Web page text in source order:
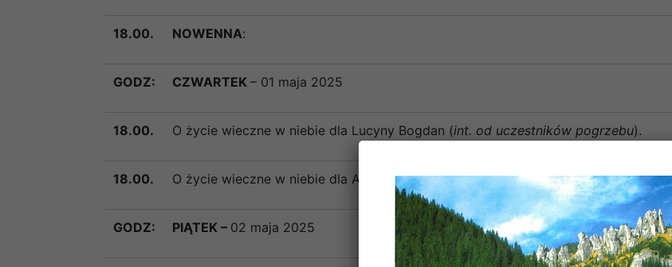
18.00. NOWENNA:
GODZ: CZWARTEK – 01 maja 2025
18.00. O życie wieczne w niebie dla Lucyny Bogdan (int. od uczestników pogrzebu).
18.00. O życie wieczne w niebie dla Anny Czeladka w 21 r. śm. i dusz czyśćcowych.
GODZ: PIĄTEK – 02 maja 2025